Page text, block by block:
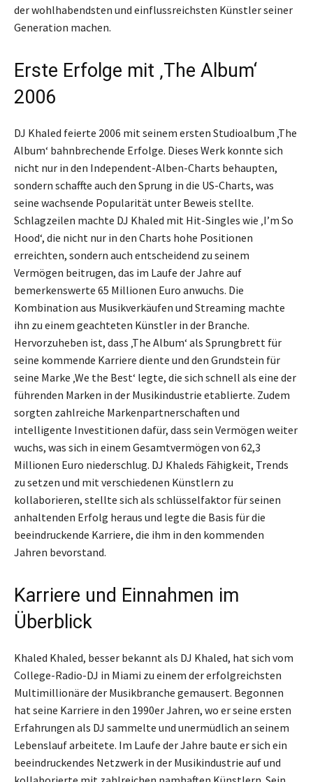
der wohlhabendsten und einflussreichsten Künstler seiner
Generation machen.
Erste Erfolge mit ‚The Album‘
2006
DJ Khaled feierte 2006 mit seinem ersten Studioalbum ‚The
Album‘ bahnbrechende Erfolge. Dieses Werk konnte sich
nicht nur in den Independent-Alben-Charts behaupten,
sondern schaffte auch den Sprung in die US-Charts, was
seine wachsende Popularität unter Beweis stellte.
Schlagzeilen machte DJ Khaled mit Hit-Singles wie ‚I’m So
Hood‘, die nicht nur in den Charts hohe Positionen
erreichten, sondern auch entscheidend zu seinem
Vermögen beitrugen, das im Laufe der Jahre auf
bemerkenswerte 65 Millionen Euro anwuchs. Die
Kombination aus Musikverkäufen und Streaming machte
ihn zu einem geachteten Künstler in der Branche.
Hervorzuheben ist, dass ‚The Album‘ als Sprungbrett für
seine kommende Karriere diente und den Grundstein für
seine Marke ‚We the Best‘ legte, die sich schnell als eine der
führenden Marken in der Musikindustrie etablierte. Zudem
sorgten zahlreiche Markenpartnerschaften und
intelligente Investitionen dafür, dass sein Vermögen weiter
wuchs, was sich in einem Gesamtvermögen von 62,3
Millionen Euro niederschlug. DJ Khaleds Fähigkeit, Trends
zu setzen und mit verschiedenen Künstlern zu
kollaborieren, stellte sich als schlüsselfaktor für seinen
anhaltenden Erfolg heraus und legte die Basis für die
beeindruckende Karriere, die ihm in den kommenden
Jahren bevorstand.
Karriere und Einnahmen im
Überblick
Khaled Khaled, besser bekannt als DJ Khaled, hat sich vom
College-Radio-DJ in Miami zu einem der erfolgreichsten
Multimillionäre der Musikbranche gemausert. Begonnen
hat seine Karriere in den 1990er Jahren, wo er seine ersten
Erfahrungen als DJ sammelte und unermüdlich an seinem
Lebenslauf arbeitete. Im Laufe der Jahre baute er sich ein
beeindruckendes Netzwerk in der Musikindustrie auf und